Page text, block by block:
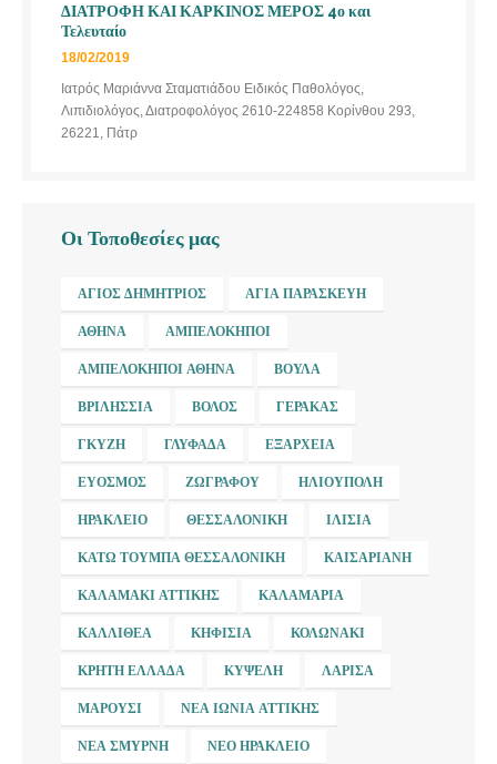
ΔΙΑΤΡΟΦΗ ΚΑΙ ΚΑΡΚΙΝΟΣ ΜΕΡΟΣ 4ο και
Τελευταίο
18/02/2019
Ιατρός Μαριάννα Σταματιάδου Ειδικός Παθολόγος,
Λιπιδιολόγος, Διατροφολόγος 2610-224858 Κορίνθου 293,
26221, Πάτρ
Οι Τοποθεσίες μας
ΆΓΙΟΣ ΔΗΜΉΤΡΙΟΣ ΑΓΊΑ ΠΑΡΑΣΚΕΥΉ
ΑΘΉΝΑ ΑΜΠΕΛΌΚΗΠΟΙ
ΑΜΠΕΛΌΚΗΠΟΙ ΑΘΉΝΑ ΒΟΎΛΑ
ΒΡΙΛΉΣΣΙΑ ΒΌΛΟΣ ΓΈΡΑΚΑΣ
ΓΚΎΖΗ ΓΛΥΦΆΔΑ ΕΞΆΡΧΕΙΑ
ΕΎΟΣΜΟΣ ΖΩΓΡΆΦΟΥ ΗΛΙΟΎΠΟΛΗ
ΗΡΆΚΛΕΙΟ ΘΕΣΣΑΛΟΝΊΚΗ ΙΛΊΣΙΑ
ΚΆΤΩ ΤΟΎΜΠΑ ΘΕΣΣΑΛΟΝΊΚΗ ΚΑΙΣΑΡΙΑΝΉ
ΚΑΛΑΜΆΚΙ ΑΤΤΙΚΉΣ ΚΑΛΑΜΑΡΙΆ
ΚΑΛΛΙΘΈΑ ΚΗΦΙΣΙΆ ΚΟΛΩΝΆΚΙ
ΚΡΉΤΗ ΕΛΛΆΔΑ ΚΥΨΈΛΗ ΛΆΡΙΣΑ
ΜΑΡΟΎΣΙ ΝΈΑ ΙΩΝΊΑ ΑΤΤΙΚΉΣ
ΝΈΑ ΣΜΎΡΝΗ ΝΈΟ ΗΡΆΚΛΕΙΟ